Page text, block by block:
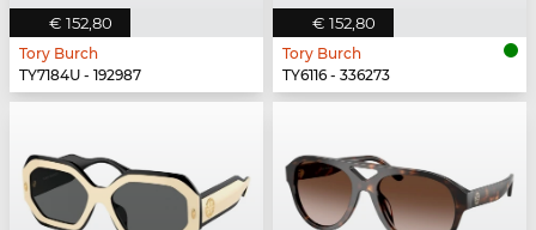
€ 152,80
Tory Burch
TY7184U - 192987
€ 152,80
Tory Burch
TY6116 - 336273